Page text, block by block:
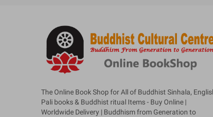
The Online Book Shop for All of Buddhist Sinhala,
Pali books & Buddhist ritual Items - Buy Online |
Worldwide Delivery | Buddhism from Generation to